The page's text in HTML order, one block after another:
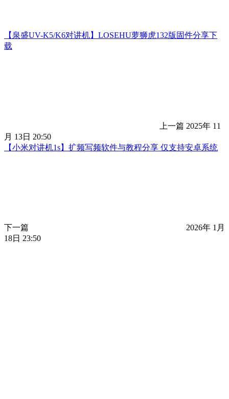
【泉盛UV-K5/K6对讲机】LOSEHU萝狮虎132版固件分享下
载
上一篇 2025年 11
月 13日 20:50
【小米对讲机1s】扩频写频软件与教程分享 仅支持安卓系统
下一篇
2026年 1月
18日 23:50